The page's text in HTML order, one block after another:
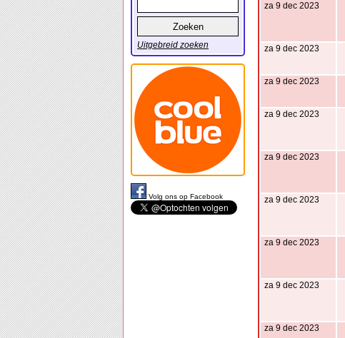
za 9 dec 2023
za 9 dec 2023
za 9 dec 2023
za 9 dec 2023
za 9 dec 2023
za 9 dec 2023
za 9 dec 2023
za 9 dec 2023
za 9 dec 2023
Uitgebreid zoeken
Volg ons op Facebook